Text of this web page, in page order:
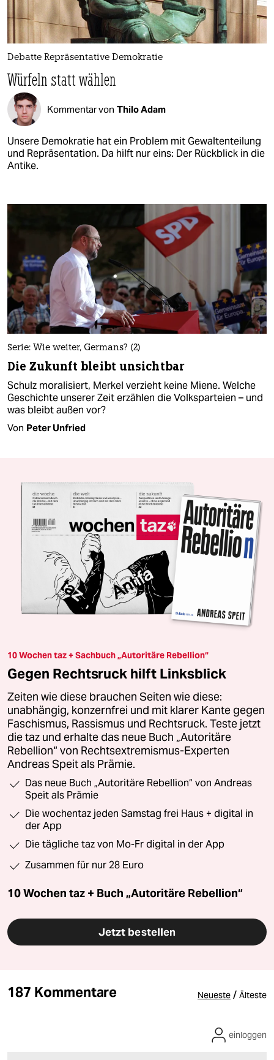
Debatte Repräsentative Demokratie
Würfeln statt wählen
Kommentar von Thilo Adam
Unsere Demokratie hat ein Problem mit Gewaltenteilung
und Repräsentation. Da hilft nur eins: Der Rückblick in die
Antike.
Serie: Wie weiter, Germans? (2)
Die Zukunft bleibt unsichtbar
Schulz moralisiert, Merkel verzieht keine Miene. Welche
Geschichte unserer Zeit erzählen die Volksparteien – und
was bleibt außen vor?
Von Peter Unfried
10 Wochen taz + Sachbuch „Autoritäre Rebellion“
Gegen Rechtsruck hilft Linksblick
Zeiten wie diese brauchen Seiten wie diese:
unabhängig, konzernfrei und mit klarer Kante gegen
Faschismus, Rassismus und Rechtsruck. Teste jetzt
die taz und erhalte das neue Buch „Autoritäre
Rebellion“ von Rechtsextremismus-Experten
Andreas Speit als Prämie.
Das neue Buch „Autoritäre Rebellion“ von Andreas
Speit als Prämie
Die wochentaz jeden Samstag frei Haus + digital in
der App
Die tägliche taz von Mo-Fr digital in der App
Zusammen für nur 28 Euro
10 Wochen taz + Buch „Autoritäre Rebellion“
Jetzt bestellen
187 Kommentare Neueste / Älteste
einloggen